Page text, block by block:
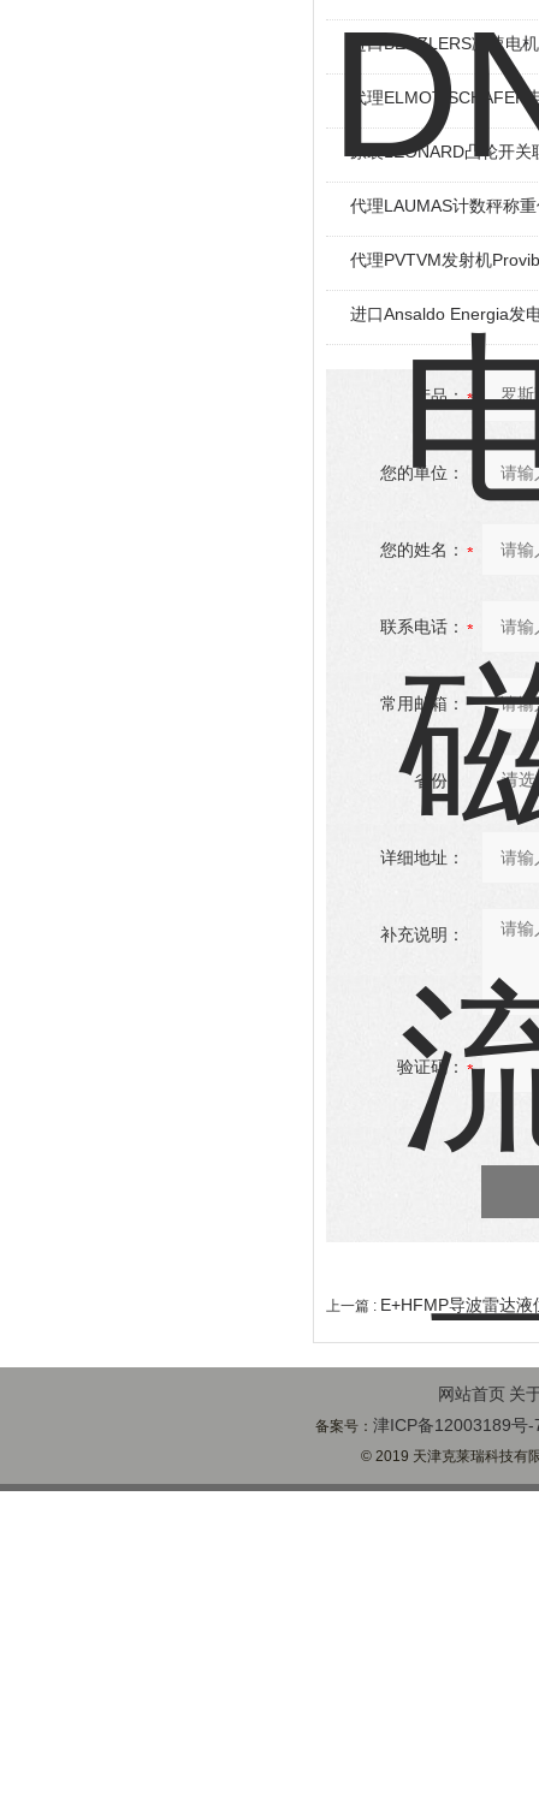
进口BENZLERS减速电
代理ELMOT-
原装LEONARD凸轮开
代理LAUMAS计数秤称
代理PVTVM发射机
进口Ansaldo Energia发
产品：
您的单位：
您的姓名：
联系电话：
常用邮箱：
省份：
详细地址：
补充说明：
验证码：
上一篇 : E+HFMP导波雷达液
网站首页 关
备案号：津ICP备12003189号-
© 2019 天津克莱瑞科技有